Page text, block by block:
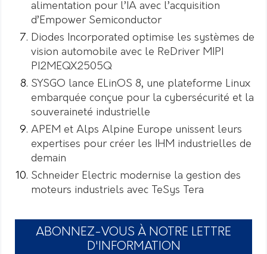
alimentation pour l’IA avec l’acquisition
d’Empower Semiconductor
Diodes Incorporated optimise les systèmes de
vision automobile avec le ReDriver MIPI
PI2MEQX2505Q
SYSGO lance ELinOS 8, une plateforme Linux
embarquée conçue pour la cybersécurité et la
souveraineté industrielle
APEM et Alps Alpine Europe unissent leurs
expertises pour créer les IHM industrielles de
demain
Schneider Electric modernise la gestion des
moteurs industriels avec TeSys Tera
ABONNEZ-VOUS À NOTRE LETTRE
D'INFORMATION